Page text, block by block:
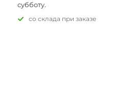
субботу.
Со склада при заказе